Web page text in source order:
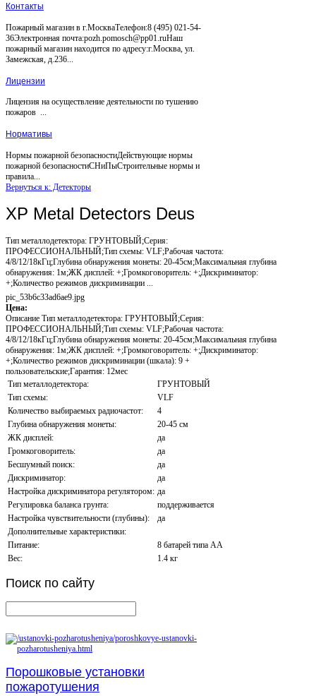
Контакты
Пожарный магазин в г.МоскваТелефон:8 (495) 021-54-
36Электронная почта:pozh.pomosch@pp01.ruНаш
пожарный магазин находится по адресу:г.Москва, ул.
Замежская, д.236...
Лицензии
Лицензия на осуществление деятельности по тушению
пожаров ...
Нормативы
Нормы пожарной безопасностиДействующие нормы
пожарной безопасностиСНиПыСтроительные нормы и
правила...
Вернуться к: Детекторы
XP Metal Detectors Deus
Тип металлодетектора: ГРУНТОВЫЙ;Серия:
ПРОФЕССИОНАЛЬНЫЙ;Тип схемы: VLF;Рабочая частота:
4/8/12/18кГц;Глубина обнаружения монеты: 20-45см;Максимальная глубина
обнаружения: 1м;ЖК дисплей: +;Громкоговоритель: +;Дискриминатор:
+;Количество режимов дискриминации ...
pic_53b6c33ad6ae9.jpg
Цена:
Описание Тип металлодетектора: ГРУНТОВЫЙ;Серия:
ПРОФЕССИОНАЛЬНЫЙ;Тип схемы: VLF;Рабочая частота:
4/8/12/18кГц;Глубина обнаружения монеты: 20-45см;Максимальная глубина
обнаружения: 1м;ЖК дисплей: +;Громкоговоритель: +;Дискриминатор:
+;Количество режимов дискриминации (шкала): 9 +
пользовательские;Гарантия: 12мес
Тип металлодетектора:
ГРУНТОВЫЙ
Тип схемы:
VLF
Количество выбираемых радиочастот:
4
Глубина обнаружения монеты:
20-45 см
ЖК дисплей:
да
Громкоговоритель:
да
Бесшумный поиск:
да
Дискриминатор:
да
Настройка дискриминатора регулятором: да
Регулировка баланса грунта:
поддерживается
Настройка чувствительности (глубины):
да
Дополнительные характеристики:
Питание:
8 батарей типа АА
Вес:
1.4 кг
Поиск по сайту
Порошковые установки
пожаротушения